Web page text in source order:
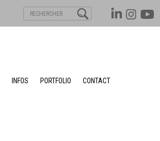
INFOS PORTFOLIO CONTACT